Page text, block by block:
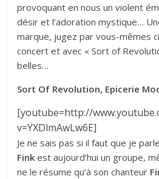
provoquant en nous un violent
désir et l’adoration mystique…
marque, jugez par vous-mêmes
concert et avec « Sort of
belles…
Sort Of Revolution, Epicerie
[youtube=http://
v=YXDlmAwLw6E]
Je ne sais pas si il faut que je
Fink est aujourd’hui un groupe,
ne le résume qu’à son chanteur